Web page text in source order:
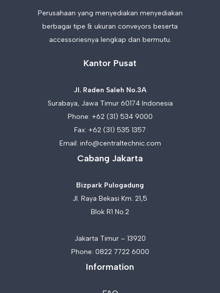
Perusahaan yang menyediakan menyediakan
berbagai tipe & ukuran conveyors beserta
accessoriesnya lengkap dan bermutu.
Kantor Pusat
Jl. Raden Saleh No.3A
Surabaya, Jawa Timur 60174 Indonesia
Phone: +62 (31) 534 9000
Fax: +62 (31) 535 1357
Email: info@centraltechnic.com
Cabang Jakarta
Bizpark Pulogadung
Jl. Raya Bekasi Km. 21,5
Blok R1 No.2
Jakarta Timur – 13920
Phone: 0822 7722 6000
Information